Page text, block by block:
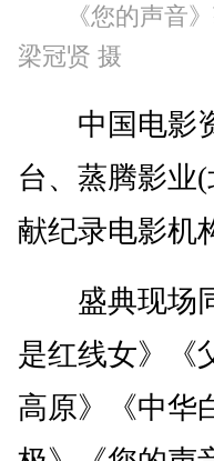
《您的声音
梁冠贤 摄
中国电影资
台、蒸腾影业
献纪录电影机
盛典现场同
是红线女》《
高原》《中华